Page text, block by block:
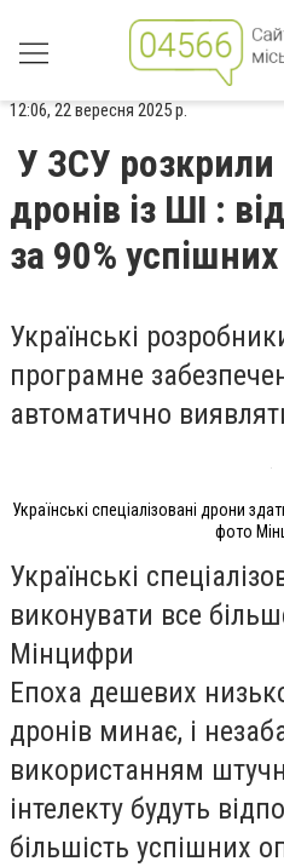
12:06, 22 вересня 2025 р.
У ЗСУ розкрили
дронів із ШІ :
за 90%
Українські
програмне
автоматично
Українські спеціалізовані дрони
фото
Українські
виконувати все
Мінцифри
Епоха дешевих
дронів минає, і
використанням
інтелекту будуть
більшість успішних